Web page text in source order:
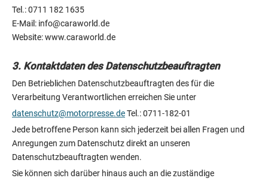
Tel.: 0711 182 1635
E-Mail: info@caraworld.de
Website: www.caraworld.de
3. Kontaktdaten des Datenschutzbeauftragten
Den Betrieblichen Datenschutzbeauftragten des für die
Verarbeitung Verantwortlichen erreichen Sie unter
datenschutz@motorpresse.deTel.: 0711-182-01
Jede betroffene Person kann sich jederzeit bei allen Fragen und
Anregungen zum Datenschutz direkt an unseren
Datenschutzbeauftragten wenden.
Sie können sich darüber hinaus auch an die zuständige